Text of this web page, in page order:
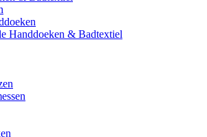
Handdoeken & Badtextiel